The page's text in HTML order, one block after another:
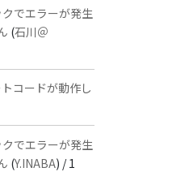
でエラーが発生
(石川＠
コードが動作し
でエラーが発生
(Y.INABA) /1